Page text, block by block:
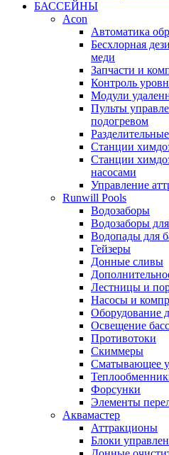
БАССЕЙНЫ
Acon
Автоматика
Беcхлорная
меди
Запчасти и
Контроль
Модули
Пульты
подогревом
Станции
Станции
насосами
Управление
Runwill Pools
Водозаборы
Водозаборы
Водопады для
Гейзеры
Донные сливы
Лестницы и
Насосы и
Оборудование
Освещение
Противотоки
Скиммеры
Сматывающее
Форсунки
Элементы
Аквамастер
Аттракционы
Блоки